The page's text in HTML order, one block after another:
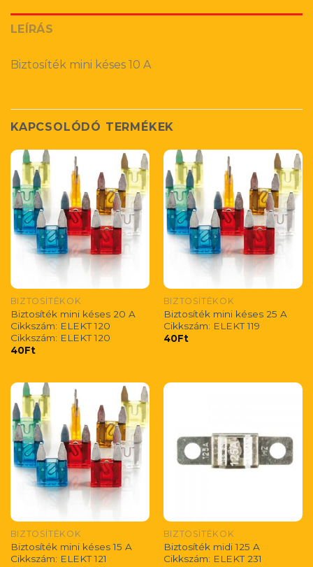
LEÍRÁS
Biztosíték mini késes 10 A
KAPCSOLÓDÓ TERMÉKEK
BIZTOSÍTÉKOK
Biztosíték mini késes 20 A
Cikkszám: ELEKT 120
Cikkszám: ELEKT 120
40Ft
BIZTOSÍTÉKOK
Biztosíték mini késes 25 A
Cikkszám: ELEKT 119
40Ft
BIZTOSÍTÉKOK
Biztosíték mini késes 15 A
Cikkszám: ELEKT 121
BIZTOSÍTÉKOK
Biztosíték midi 125 A
Cikkszám: ELEKT 231